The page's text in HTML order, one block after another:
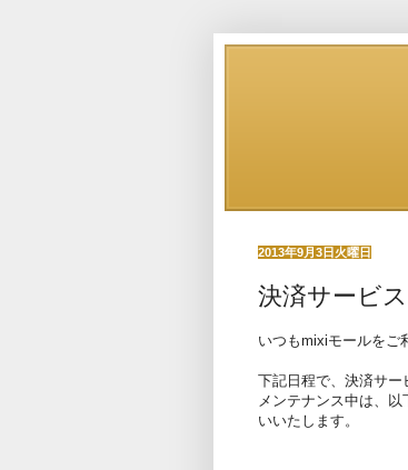
2013年9月3日火曜日
決済サービ
いつもmixiモールをご
下記日程で、決済サー
メンテナンス中は、
いいたします。